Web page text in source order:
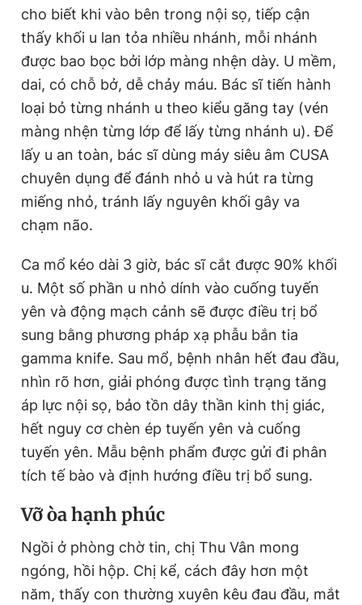
cho biết khi vào bên trong nội sọ, tiếp cận
thấy khối u lan tỏa nhiều nhánh, mỗi nhánh
được bao bọc bởi lớp màng nhện dày. U mềm,
dai, có chỗ bở, dễ chảy máu. Bác sĩ tiến hành
loại bỏ từng nhánh u theo kiểu găng tay (vén
màng nhện từng lớp để lấy từng nhánh u). Để
lấy u an toàn, bác sĩ dùng máy siêu âm CUSA
chuyên dụng để đánh nhỏ u và hút ra từng
miếng nhỏ, tránh lấy nguyên khối gây va
chạm não.
Ca mổ kéo dài 3 giờ, bác sĩ cắt được 90% khối
u. Một số phần u nhỏ dính vào cuống tuyến
yên và động mạch cảnh sẽ được điều trị bổ
sung bằng phương pháp xạ phẫu bắn tia
gamma knife. Sau mổ, bệnh nhân hết đau đầu,
nhìn rõ hơn, giải phóng được tình trạng tăng
áp lực nội sọ, bảo tồn dây thần kinh thị giác,
hết nguy cơ chèn ép tuyến yên và cuống
tuyến yên. Mẫu bệnh phẩm được gửi đi phân
tích tế bào và định hướng điều trị bổ sung.
Vỡ òa hạnh phúc
Ngồi ở phòng chờ tin, chị Thu Vân mong
ngóng, hồi hộp. Chị kể, cách đây hơn một
năm, thấy con thường xuyên kêu đau đầu, mắt